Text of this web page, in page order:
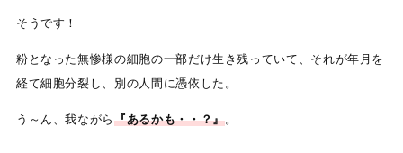
そうです！
粉となった無惨様の細胞の一部だけ生き残っていて、それが年月を
経て細胞分裂し、別の人間に憑依した。
う～ん、我ながら『あるかも・・？』。